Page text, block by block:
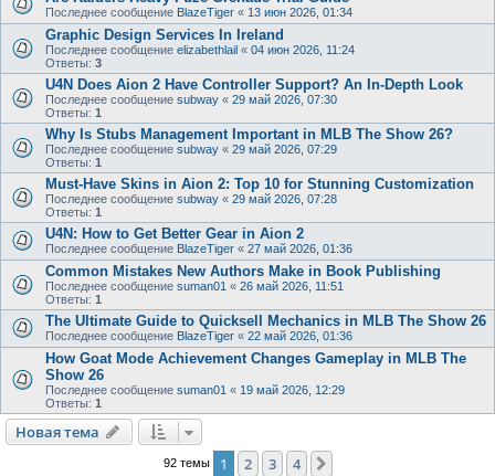
Последнее сообщение BlazeTiger « 13 июн 2026, 01:34
Graphic Design Services In Ireland
Последнее сообщение elizabethlail « 04 июн 2026, 11:24
Ответы: 3
U4N Does Aion 2 Have Controller Support? An In‑Depth Look
Последнее сообщение subway « 29 май 2026, 07:30
Ответы: 1
Why Is Stubs Management Important in MLB The Show 26?
Последнее сообщение subway « 29 май 2026, 07:29
Ответы: 1
Must-Have Skins in Aion 2: Top 10 for Stunning Customization
Последнее сообщение subway « 29 май 2026, 07:28
Ответы: 1
U4N: How to Get Better Gear in Aion 2
Последнее сообщение BlazeTiger « 27 май 2026, 01:36
Common Mistakes New Authors Make in Book Publishing
Последнее сообщение suman01 « 26 май 2026, 11:51
Ответы: 1
The Ultimate Guide to Quicksell Mechanics in MLB The Show 26
Последнее сообщение BlazeTiger « 22 май 2026, 01:36
How Goat Mode Achievement Changes Gameplay in MLB The
Show 26
Последнее сообщение suman01 « 19 май 2026, 12:29
Ответы: 1
Новая тема
92 темы 1 2 3 4